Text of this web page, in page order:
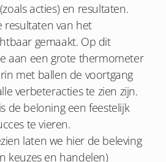
acties) en resultaten.
resultaten van het
gemaakt. Op dit
aan een grote thermometer
met ballen de voortgang
verbeteracties te zien zijn.
de beloning een feestelijk
te vieren.
laten we hier de beleving
keuzes en handelen)